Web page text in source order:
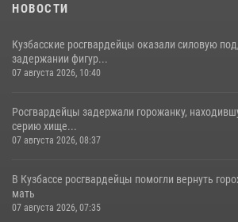
НОВОСТИ
Кузбасские росгвардейцы оказали силовую
задержании фигур...
07 августа 2026, 10:40
Росгвардейцы задержали горожанку,
серию хище...
07 августа 2026, 08:37
В Кузбассе росгвардейцы помогли вернуть
мать
07 августа 2026, 07:35